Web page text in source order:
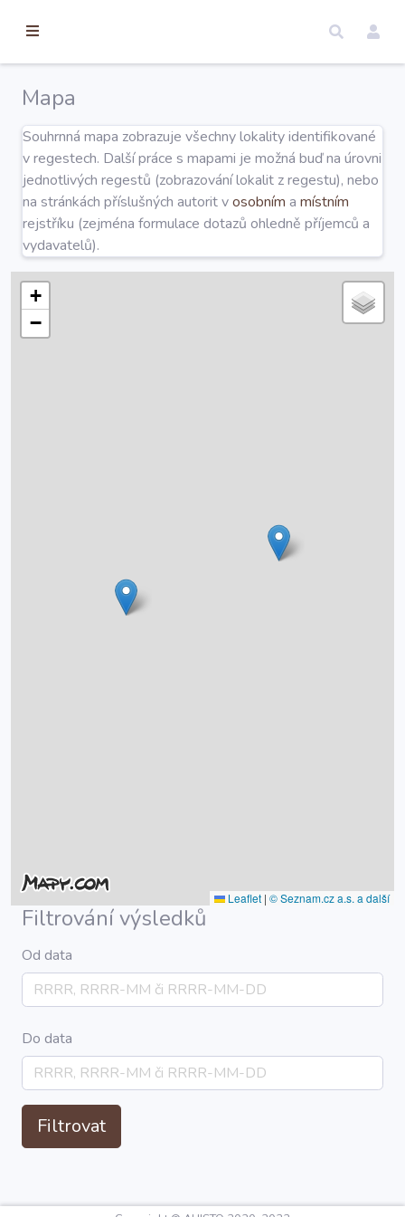
Úvod
Edice
Regesty
Hledat
Mapa
Souhrnná mapa zobrazuje všechny lokality identifikované
v regestech. Další práce s mapami je možná buď na úrovni
jednotlivých regestů (zobrazování lokalit z regestu), nebo
na stránkách příslušných autorit vosobním a místním
rejstříku (zejména formulace dotazů ohledně příjemců a
vydavatelů).
+
−
Leaflet | © Seznam.cz a.s. a další
Filtrování výsledků
Od data
Do data
Filtrovat